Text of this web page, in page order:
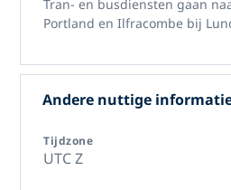
Tran- en busdiensten gaan
Portland en Ilfracombe bij
Andere nuttige
Tijdzone
UTC Z